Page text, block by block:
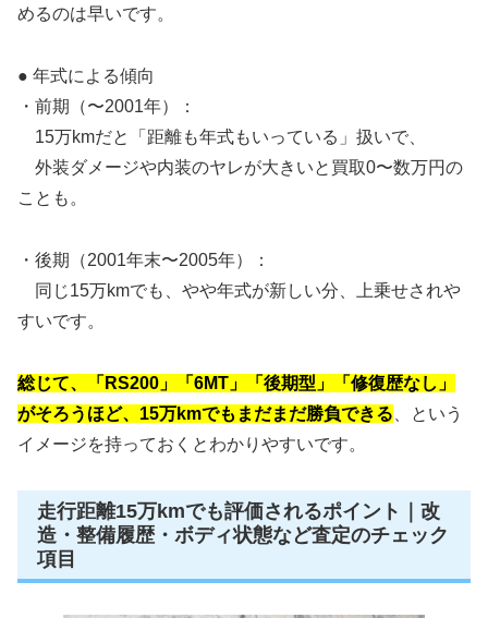
めるのは早いです。
● 年式による傾向
・前期（〜2001年）：
15万kmだと「距離も年式もいっている」扱いで、
外装ダメージや内装のヤレが大きいと買取0〜数万円の
ことも。
・後期（2001年末〜2005年）：
同じ15万kmでも、やや年式が新しい分、上乗せされや
すいです。
総じて、「RS200」「6MT」「後期型」「修復歴なし」
がそろうほど、15万kmでもまだまだ勝負できる 、という
イメージを持っておくとわかりやすいです。
走行距離15万kmでも評価されるポイント｜改
造・整備履歴・ボディ状態など査定のチェック
項目